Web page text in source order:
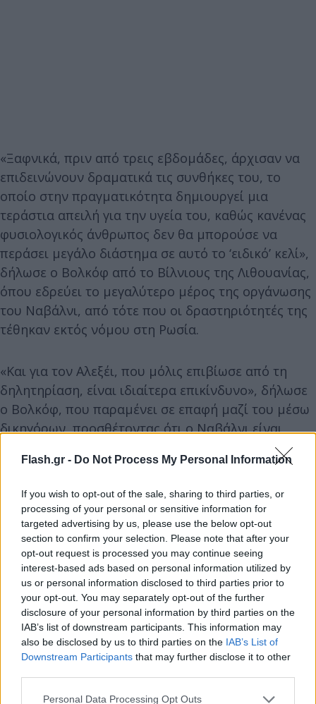
Flash.gr - Do Not Process My Personal Information
If you wish to opt-out of the sale, sharing to third parties, or
processing of your personal or sensitive information for
targeted advertising by us, please use the below opt-out
section to confirm your selection. Please note that after your
opt-out request is processed you may continue seeing
interest-based ads based on personal information utilized by
us or personal information disclosed to third parties prior to
your opt-out. You may separately opt-out of the further
disclosure of your personal information by third parties on the
IAB’s list of downstream participants. This information may
also be disclosed by us to third parties on the IAB’s List of
Downstream Participants that may further disclose it to other
Please note that this website/app uses one or more Google
Personal Data Processing Opt Outs
«Ξαφνικά, πριν από τρεις εβδομάδες, άρχισαν να
επιδεινώνουν δραματικά τις συνθήκες του, το
οποίο στην πραγματικότητα δημιουργεί μια
τεράστια απειλή για την υγεία του, καθώς κανένας
φυσιολογικός άνθρωπος δεν θα μπορούσε να
περάσει μεγάλο διάστημα σε αυτό το ‘ειδικό’ κελί»,
δήλωσε ο Βολκόφ από το Βίλνιους της Λιθουανίας,
όπου εδρεύει το μεγαλύτερο μέρος της οργάνωσης
του Ναβάλνι, από τότε που οι δραστηριότητές της
τέθηκαν εκτός νόμου στη Ρωσία.
«Και για τον Αλεξέι, που μόλις επιβίωσε από τη
δηλητηρίαση, είναι ιδιαίτερα επικίνδυνο», δήλωσε
ο Βολκόφ, που παραμένει σε επαφή μαζί του μέσω
δικηγόρων, προσθέτοντας ότι ο Ναβάλνι είναι
ακόμα «πνευματικά και σωματικά σε πολύ καλή
κατάσταση».
Ο Βολκόφ δήλωσε ότι η ομάδα του δεν έχει ιδέα τι
περνά από το μυαλό του Βλαντίμιρ Πούτιν και
προσπαθεί να μην το σκέπτεται. «Το γεγονός ότι ο
Πούτιν χάνει (τον πόλεμο) και γίνεται ολοένα και
λιγότερο προβλέψιμος καθιστά την κατάσταση πιο
επικίνδυνη», δήλωσε.